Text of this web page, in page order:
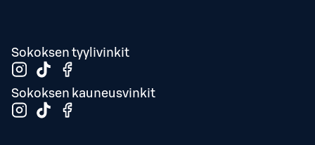
Sokoksen tyylivinkit
Sokoksen kauneusvinkit